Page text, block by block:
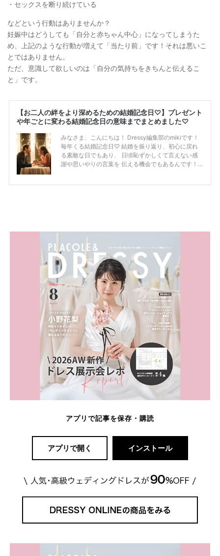
・セックスを断り続けている
などという行動はありませんか？
妊娠中はどうしても「自分と赤ちゃん中心」になってしまうた
め、上記のような行動が増えて「当たり前」です！それは悪いこ
とではありません。
ただ、意識して欲しいのは「自分の気持ちをきちんと伝えるこ
と」です。
アプリで記事を保存・購読
アプリで開く インストール